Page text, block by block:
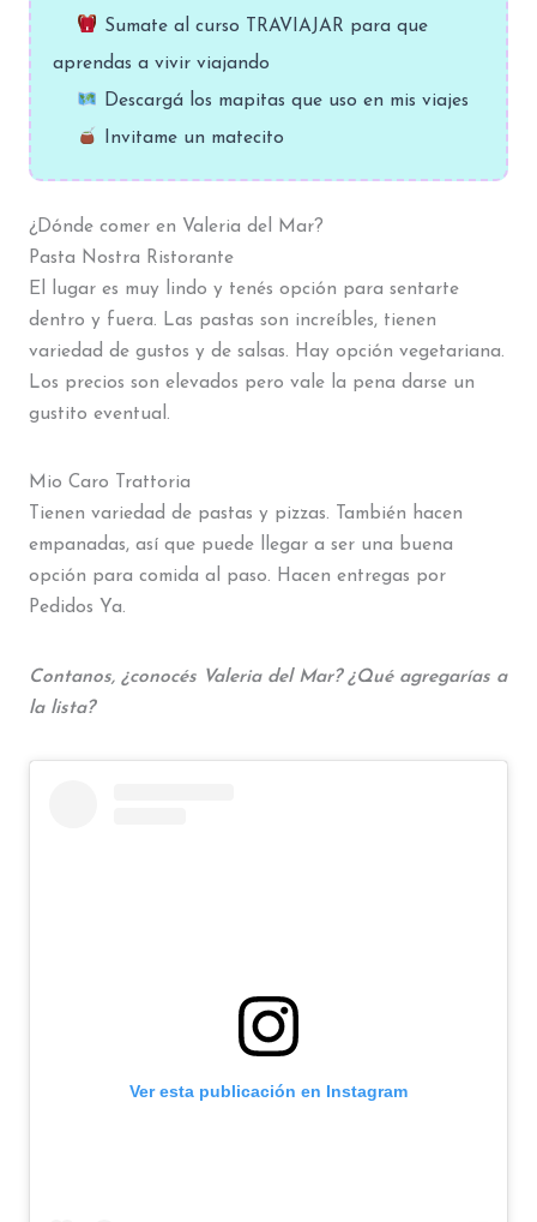
Sumate al curso TRAVIAJAR para que
aprendas a vivir viajando
Descargá los mapitas que uso en mis viajes
Invitame un matecito
¿Dónde comer en Valeria del Mar?
Pasta Nostra Ristorante
El lugar es muy lindo y tenés opción para sentarte
dentro y fuera. Las pastas son increíbles, tienen
variedad de gustos y de salsas. Hay opción vegetariana.
Los precios son elevados pero vale la pena darse un
gustito eventual.
Mio Caro Trattoria
Tienen variedad de pastas y pizzas. También hacen
empanadas, así que puede llegar a ser una buena
opción para comida al paso. Hacen entregas por
Pedidos Ya.
Contanos, ¿conocés Valeria del Mar? ¿Qué agregarías a
la lista?
Ver esta publicación en Instagram